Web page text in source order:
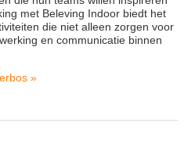
met Beleving Indoor biedt het
die niet alleen zorgen voor
en communicatie binnen
»